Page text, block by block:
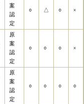
案
認
定
○ △ ○ ×
原
案
認
定
○ ○ ○ ×
原
案
認
定
○ ○ ○ ○